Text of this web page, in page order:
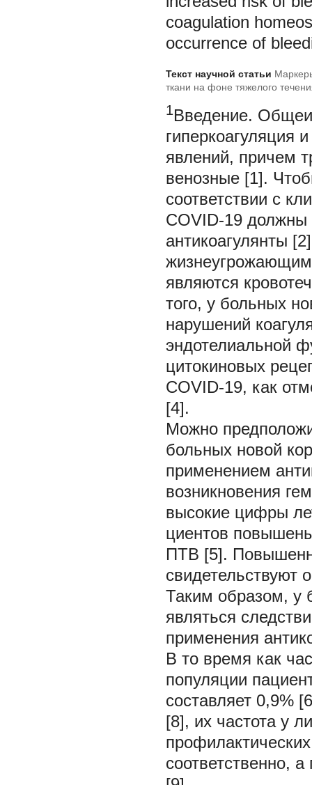
coagulation
occurrence of
Текст научной статьи
ткани на фоне тяжелого
1Введение.
гиперкоагуляция
явлений, причем
венозные [1].
соответствии с
COVID-19 должны
антикоагулянты
жизнеугрожающим
являются
того, у больных
нарушений
эндотелиальной
цитокиновых
COVID-19, как
[4].
Можно
больных новой
применением
возникновения
высокие цифры
циентов
ПТВ [5].
свидетельствуют
Таким образом, у
являться
применения
В то время как
популяции
составляет 0,9%
[8], их частота у
соответственно,